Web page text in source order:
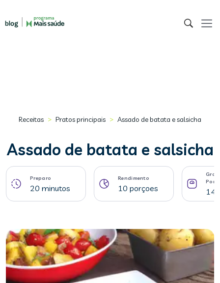
Receitas > Pratos principais > Assado de batata e salsicha
Assado de batata e salsicha
Preparo
20 minutos
Rendimento
10 porçoes